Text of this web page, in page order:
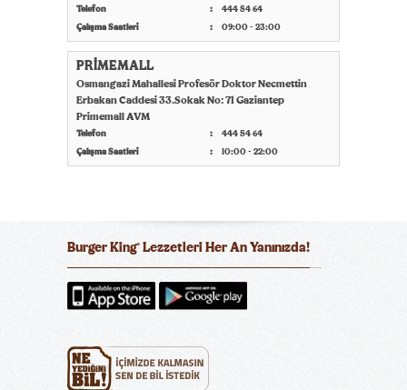
Telefon
444 54 64
Çalışma Saatleri
09:00 - 23:00
PRİMEMALL
Osmangazi Mahallesi Profesör Doktor Necmettin
Erbakan Caddesi 33.Sokak No: 71 Gaziantep
Primemall AVM
Telefon
444 54 64
Çalışma Saatleri
10:00 - 22:00
Burger King® Lezzetleri Her An Yanınızda!